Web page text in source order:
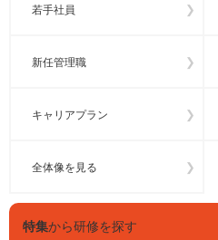
若手社員
新任管理職
キャリアプラン
全体像を見る
特集から研修を探す